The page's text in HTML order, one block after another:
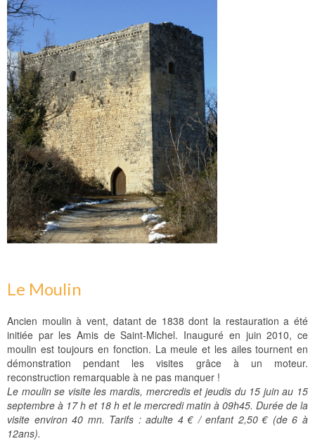
Le Moulin
Ancien moulin à vent, datant de 1838 dont la restauration a été
initiée par les Amis de Saint-Michel. Inauguré en juin 2010, ce
moulin est toujours en fonction. La meule et les ailes tournent en
démonstration pendant les visites grâce à un moteur.
reconstruction remarquable à ne pas manquer !
Le moulin se visite les mardis, mercredis et jeudis du 15 juin au 15
septembre à 17 h et 18 h et le mercredi matin à 09h45. Durée de la
visite environ 40 mn. Tarifs : adulte 4 € / enfant 2,50 € (de 6 à
12ans).